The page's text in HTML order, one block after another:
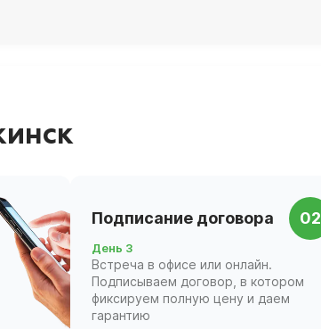
Подписание договора 02
День 3
Встреча в офисе или онлайн.
Подписываем договор, в котором
фиксируем полную цену и даем
гарантию